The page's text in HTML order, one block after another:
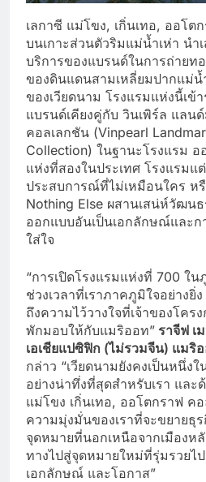
เลกาซี แม่โขง, เกิ่นเทอ, ออโต
บนเกาะส่วนตัวริมแม่น้ำเห่า น
บริการของแบรนด์ในการถ่ายทอ
ของดินแดนสามเหลี่ยมปากแม่
ของเวียดนาม โรงแรมแห่งนี้เข้
แบรนด์เคียงคู่กับ วินเพิร์ล แลน
คอลเลกชัน (Vinpearl
Collection) ในฐานะโรงแรม
แห่งที่สองในประเทศ โรงแรมแ
ประสบการณ์ที่ไม่เหมือนใคร ห
Nothing Else ผสานเสน่ห์วัฒน
ออกแบบอันเป็นเอกลักษณ์และก
ใส่ใจ
“การเปิดโรงแรมแห่งที่ 700 ใ
ช่วงเวลาที่เราภาคภูมิใจอย่างยิ่
ถึงความไว้วางใจที่เจ้าของโคร
พักมอบให้กับแมริออท” ราจีฟ เ
เอเชียแปซิฟิก (ไม่รวมจีน) แมริ
กล่าว “เวียดนามยังคงเป็นหนึ่ง
อย่างน่าทึ่งที่สุดสำหรับเรา และ
แม่โขง เกิ่นเทอ, ออโตกราฟ ค
ความมุ่งมั่นของเราที่จะขยายธุ
จุดหมายที่นอกเหนือจากเมืองห
ทางไปสู่จุดหมายใหม่ที่รุ่มรวยไ
เอกลักษณ์ และโอกาส”